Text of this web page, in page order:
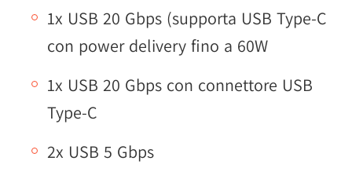
1x USB 20 Gbps (supporta USB Type-C
con power delivery fino a 60W
1x USB 20 Gbps con connettore USB
Type-C
2x USB 5 Gbps